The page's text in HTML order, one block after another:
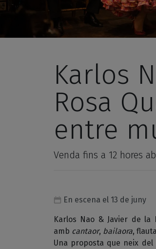
Karlos
Rosa
entre
Venda fins a 12 hores
En escena el 13 de juny
Karlos Nao & Javier de
amb cantaor, bailaora,
Una proposta que neix